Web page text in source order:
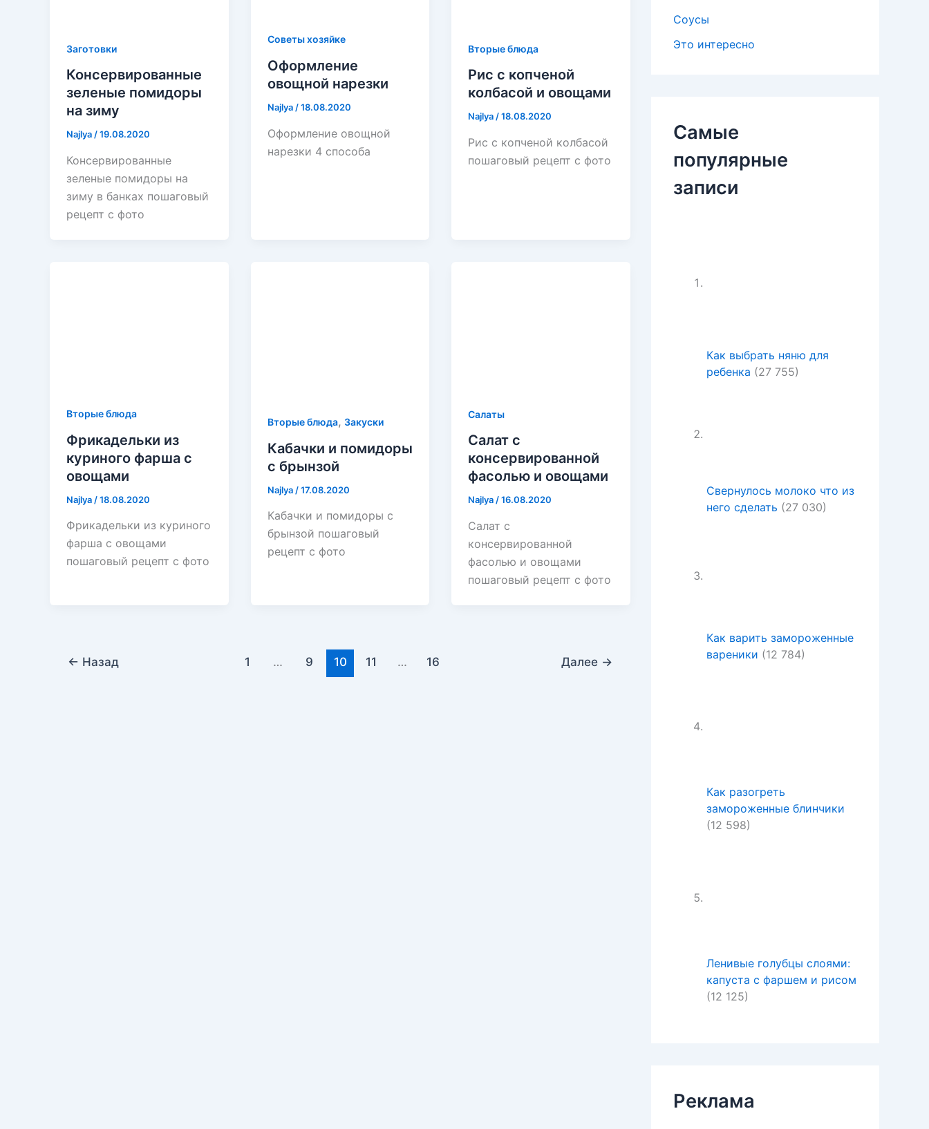
Заготовки
Консервированные
зеленые помидоры
на зиму
Najlya/19.08.2020
Консервированные
зеленые помидоры на
зиму в банках пошаговый
рецепт с фото
Советы хозяйке
Оформление
овощной нарезки
Najlya /18.08.2020
Оформление овощной
нарезки 4 способа
Вторые блюда
Рис с копченой
колбасой и овощами
Najlya/18.08.2020
Рис с копченой колбасой
пошаговый рецепт с фото
Вторые блюда
Фрикадельки из
куриного фарша с
овощами
Najlya /18.08.2020
Фрикадельки из куриного
фарша с овощами
пошаговый рецепт с фото
Вторые блюда, Закуски
Кабачки и помидоры
с брынзой
Najlya /17.08.2020
Кабачки и помидоры с
брынзой пошаговый
рецепт с фото
Салаты
Салат с
консервированной
фасолью и овощами
Najlya/16.08.2020
Салат с
консервированной
фасолью и овощами
пошаговый рецепт с фото
← Назад 1 … 9 10 11 … 16 Далее →
Соусы
Это интересно
Самые
популярные
записи
Как выбрать няню для
ребенка (27 755)
Свернулось молоко что из
него сделать (27 030)
Как варить замороженные
вареники (12 784)
Как разогреть
замороженные блинчики
(12 598)
Ленивые голубцы слоями:
капуста с фаршем и рисом
(12 125)
Реклама